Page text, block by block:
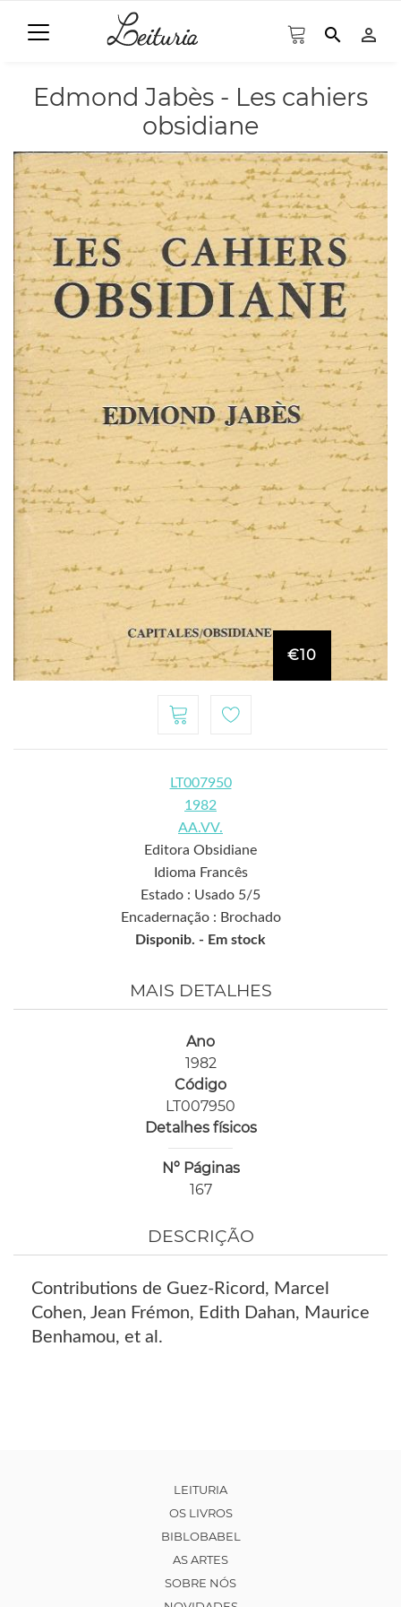
search person_outline
Edmond Jabès - Les cahiers
obsidiane
€10
LT007950
1982
AA.VV.
Editora Obsidiane
Idioma Francês
Estado : Usado 5/5
Encadernação : Brochado
Disponib. - Em stock
MAIS DETALHES
Ano
1982
Código
LT007950
Detalhes físicos
Nº Páginas
167
DESCRIÇÃO
Contributions de Guez-Ricord, Marcel
Cohen, Jean Frémon, Edith Dahan, Maurice
Benhamou, et al.
LEITURIA
OS LIVROS
BIBLOBABEL
AS ARTES
SOBRE NÓS